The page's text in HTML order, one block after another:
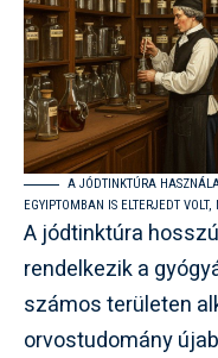
A JÓDTINKTÚRA
EGYIPTOMBAN IS ELTERJEDT
A jódtinktúra
rendelkezik a
számos területen
orvostudomány